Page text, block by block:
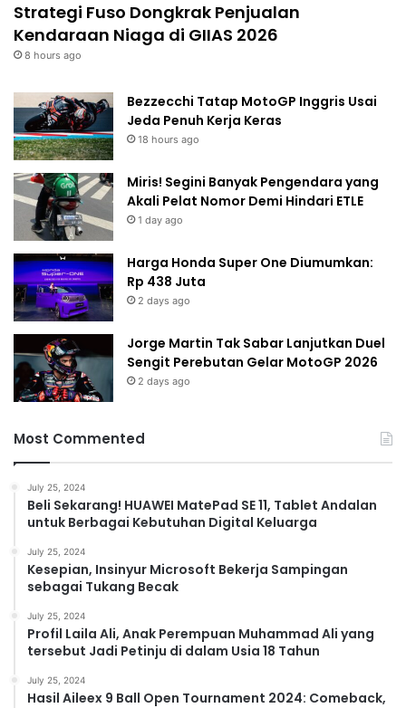
Strategi Fuso Dongkrak Penjualan
Kendaraan Niaga di GIIAS 2026
8 hours ago
Bezzecchi Tatap MotoGP Inggris Usai
Jeda Penuh Kerja Keras
18 hours ago
Miris! Segini Banyak Pengendara yang
Akali Pelat Nomor Demi Hindari ETLE
1 day ago
Harga Honda Super One Diumumkan:
Rp 438 Juta
2 days ago
Jorge Martin Tak Sabar Lanjutkan Duel
Sengit Perebutan Gelar MotoGP 2026
2 days ago
Most Commented
July 25, 2024
Beli Sekarang! HUAWEI MatePad SE 11, Tablet Andalan
untuk Berbagai Kebutuhan Digital Keluarga
July 25, 2024
Kesepian, Insinyur Microsoft Bekerja Sampingan
sebagai Tukang Becak
July 25, 2024
Profil Laila Ali, Anak Perempuan Muhammad Ali yang
tersebut Jadi Petinju di dalam Usia 18 Tahun
July 25, 2024
Hasil Aileex 9 Ball Open Tournament 2024: Comeback,